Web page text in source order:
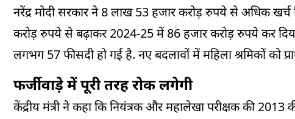
नरेंद्र मोदी सरकार ने 8 लाख 53 हजार करोड़ रुपये से अधिक
करोड़ रुपये से बढ़ाकर 2024-25 में 86 हजार करोड़ रुपये कर
लगभग 57 फीसदी हो गई है. नए बदलावों में महिला श्रमिकों को
फर्जीवाड़े में पूरी तरह रोक लगेगी
केंद्रीय मंत्री ने कहा कि नियंत्रक और महालेखा परीक्षक की 2013